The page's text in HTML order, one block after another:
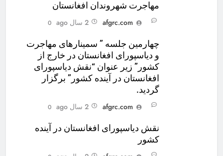
مهاجرت شهروندان افغانستان
afgrc.com
2 سال ago 0
چهارمین جلسه ” سمینارهای مهاجرت
و دیاسپورای افغانستان در خارج از
کشور” زیر عنوان “نقش دیاسپورای
افغانستان در آینده کشور” برگزار
گردید.
afgrc.com
2 سال ago 0
نقش دیاسپورای افغانستان در آینده
کشور